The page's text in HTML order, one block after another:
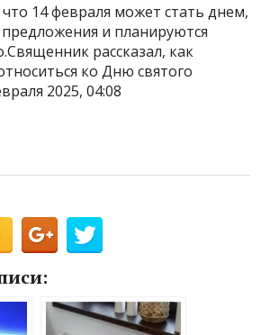
что 14 февраля может стать днем,
и планируются
рассказал, как
ко Дню святого
2025, 04:08